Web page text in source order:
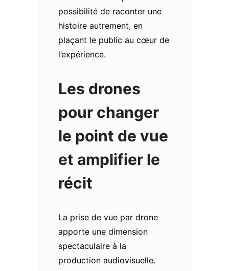
possibilité de raconter une
histoire autrement, en
plaçant le public au cœur de
l’expérience.
Les drones
pour changer
le point de vue
et amplifier le
récit
La prise de vue par drone
apporte une dimension
spectaculaire à la
production audiovisuelle.